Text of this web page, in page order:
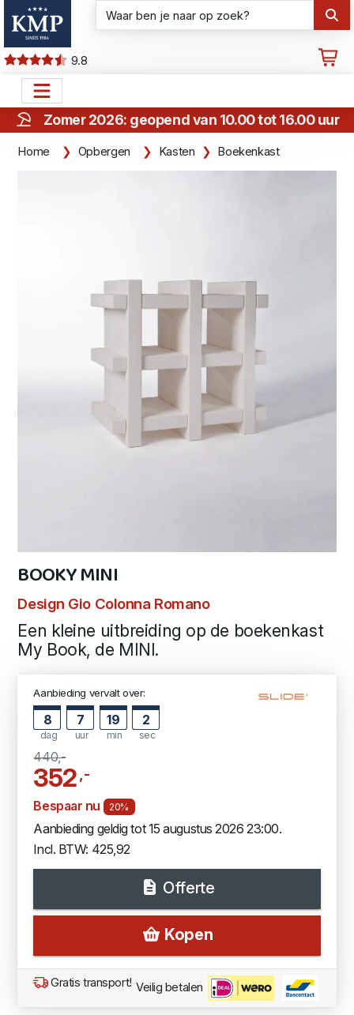
9.8
Zomer 2026: geopend van 10.00 tot 16.00 uur
Home Opbergen Kasten Boekenkast
BOOKY MINI
Design Gio Colonna Romano
Een kleine uitbreiding op de boekenkast
My Book, de MINI.
Aanbieding vervalt over:
8
dag
7
uur
19
min
1
sec
440,-
352,-
Bespaar nu 20%
Aanbieding geldig tot 15 augustus 2026 23:00.
Incl. BTW: 425,92
Offerte
Kopen
Gratis transport! Veilig betalen